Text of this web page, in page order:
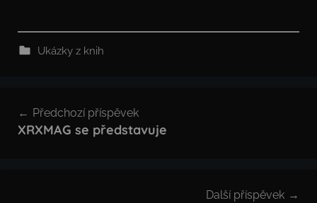
Ukázky z knih
pro
Předchozí příspěvek
XRXMAG se představuje
Další příspěvek